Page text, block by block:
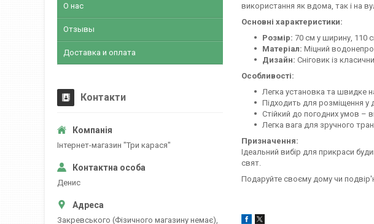
використання як вдома, так і на
Основні характеристики:
Розмір: 70 см у ширину, 110
Матеріал: Міцний
Дизайн: Сніговик із
Особливості:
Легка установка та швидке
Підходить для розміщення у
Стійкий до погодних умов –
Легка вага для зручного
Призначення:
Ідеальний вибір для прикраси
свят.
Подаруйте своєму дому чи
О нас
Отзывы
Доставка и оплата
Контакти
Інтернет-магазин "Три карася"
Денис
Закревського (Фізичного магазину немає),